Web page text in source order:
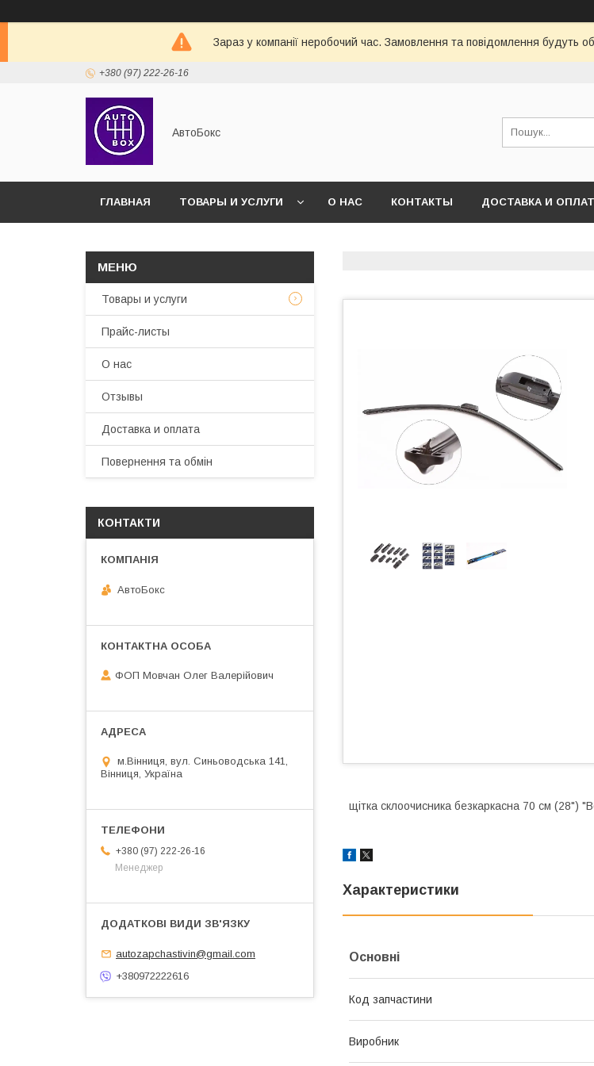
Зараз у компанії неробочий час. Замовлення та повідомлення будуть
+380 (97) 222-26-16
АвтоБокс
ГЛАВНАЯ ТОВАРЫ И УСЛУГИ О НАС КОНТАКТЫ ДОСТАВКА И
щітка склоочисника безкаркасна 70 см (28")
Характеристики
Основні
Код запчастини
Виробник
Товары и услуги
Прайс-листы
О нас
Отзывы
Доставка и оплата
Повернення та обмін
КОНТАКТИ
АвтоБокс
ФОП Мовчан Олег Валерійович
м.Вінниця, вул. Синьоводська 141,
Вінниця, Україна
+380 (97) 222-26-16
Менеджер
autozapchastivin@gmail.com
+380972222616